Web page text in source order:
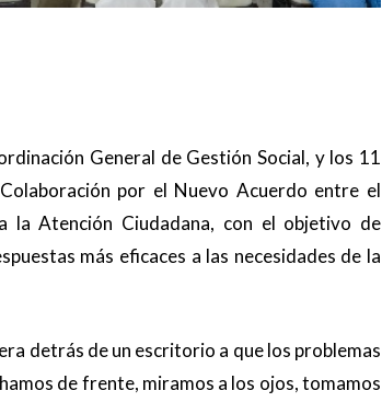
General de Gestión Social, y los 11
por el Nuevo Acuerdo entre el
la Atención Ciudadana, con el objetivo de
más eficaces a las necesidades de la
detrás de un escritorio a que los problemas
de frente, miramos a los ojos, tomamos